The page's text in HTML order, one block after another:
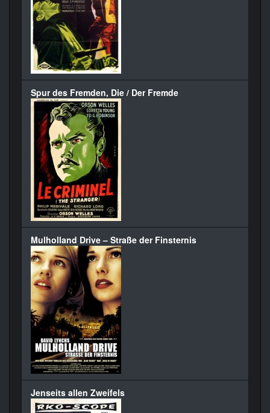
Spur des Fremden, Die / Der Fremde
Mulholland Drive – Straße der Finsternis
Jenseits allen Zweifels